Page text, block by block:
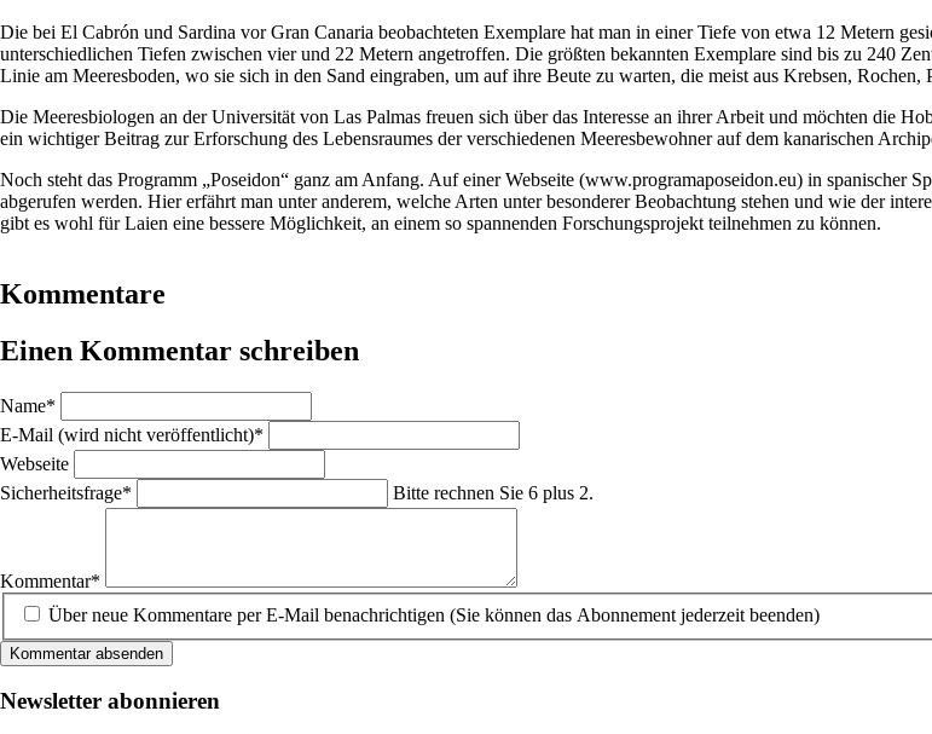
Die bei El Cabrón und Sardina vor Gran Canaria beobachteten Exemplare hat man in einer Tiefe von etwa 12 Metern
unterschiedlichen Tiefen zwischen vier und 22 Metern angetroffen. Die größten bekannten Exemplare sind bis zu 240
Linie am Meeresboden, wo sie sich in den Sand eingraben, um auf ihre Beute zu warten, die meist aus Krebsen, Rochen,
Die Meeresbiologen an der Universität von Las Palmas freuen sich über das Interesse an ihrer Arbeit und möchten die
ein wichtiger Beitrag zur Erforschung des Lebensraumes der verschiedenen Meeresbewohner auf dem kanarischen
Noch steht das Programm „Poseidon“ ganz am Anfang. Auf einer Webseite (www.programaposeidon.eu) in spanischer
abgerufen werden. Hier erfährt man unter anderem, welche Arten unter besonderer Beobachtung stehen und wie der
gibt es wohl für Laien eine bessere Möglichkeit, an einem so spannenden Forschungsprojekt teilnehmen zu können.
Kommentare
Einen Kommentar schreiben
Pflichtfeld
Name*
Pflichtfeld
E-Mail (wird nicht veröffentlicht)*
Webseite
Pflichtfeld
Sicherheitsfrage*
Bitte rechnen Sie 6 plus 2.
Kommentar*
Über neue Kommentare per E-Mail benachrichtigen (Sie können das Abonnement jederzeit beenden)
Kommentar absenden
Newsletter abonnieren